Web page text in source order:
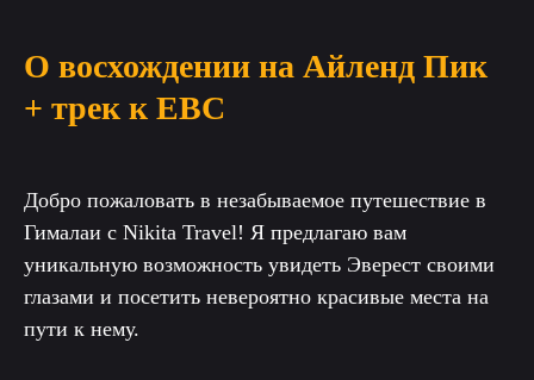
О восхождении на Айленд Пик
+ трек к EBC
Добро пожаловать в незабываемое путешествие в
Гималаи с Nikita Travel! Я предлагаю вам
уникальную возможность увидеть Эверест своими
глазами и посетить невероятно красивые места на
пути к нему.